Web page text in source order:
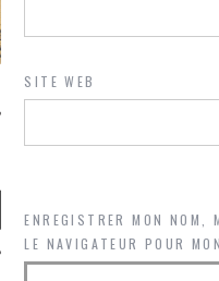
SITE WEB
ENREGISTRER MON NOM,
LE NAVIGATEUR POUR